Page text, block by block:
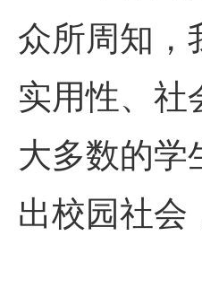
众所周知，
实用性、社
大多数的学
出校园社会